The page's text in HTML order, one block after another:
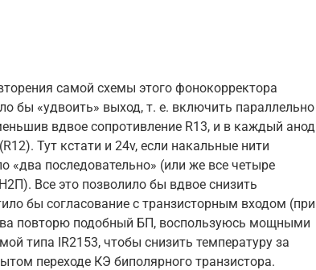
самой схемы этого фонокорректора
бы «удвоить» выход, т. е. включить параллельно
вдвое сопротивление R13, и в каждый анод
Тут кстати и 24v, если накальные нити
«два последовательно» (или же все четыре
Все это позволило бы вдвое снизить
бы согласование с транзисторным входом (при
повторю подобный БП, воспользуюсь мощными
типа IR2153, чтобы снизить температуру за
переходе КЭ биполярного транзистора.